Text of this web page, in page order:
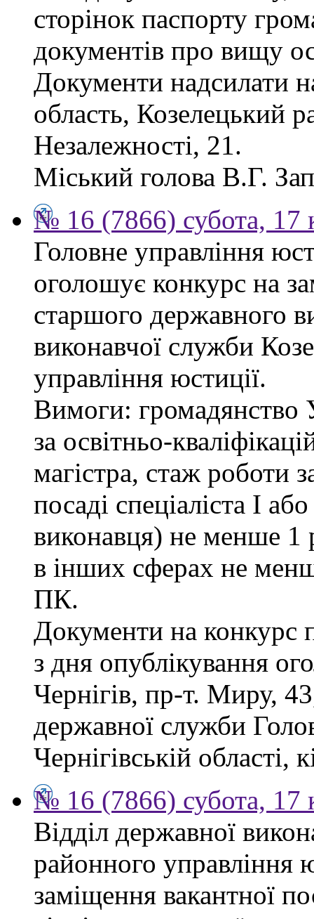
сторінок паспорту
документів про вищу
Документи надсилати
область, Козелецький
Незалежності, 21.
Міський голова В.Г.
№ 16 (7866) субота, 17
Головне управління
оголошує конкурс на
старшого державного
виконавчої служби
управління юстиції.
Вимоги: громадянство
за освітньо-
магістра, стаж роботи
посаді спеціаліста І
виконавця) не менше 1
в інших сферах не
ПК.
Документи на конкурс
з дня опублікування
Чернігів, пр-т. Миру,
державної служби
Чернігівській
№ 16 (7866) субота, 17
Відділ державної
районного управління
заміщення вакантної